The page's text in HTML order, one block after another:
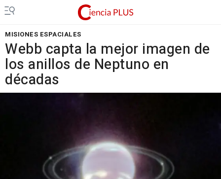
MISIONES ESPACIALES
Webb capta la mejor imagen de
los anillos de Neptuno en
décadas